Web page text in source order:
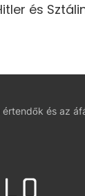
és
és az